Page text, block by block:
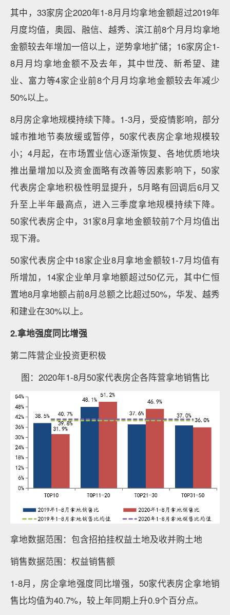
其中，33家房企2020年1-8月月均拿地金额超过2019年
月度均值，奥园、融信、越秀、滨江前8个月月均拿地
金额较去年增加一倍以上，逆势拿地扩储；16家房企1-
8月月均拿地金额不及去年，其中世茂、新希望、建
业、富力等4家企业前8个月月均拿地金额较去年减少
50%以上。
8月房企拿地规模持续下降。1-3月，受疫情影响，部分
城市推地节奏放缓或暂停，50家代表房企拿地规模较
小；4月起，在市场置业信心逐渐恢复、各地优质地块
推出量增加以及资金面略有改善等因素影响下，50家
代表房企拿地积极性明显提升，5月略有回调后6月又
升至上半年最高点，进入三季度拿地规模持续下降。
50家代表房企中，31家8月拿地金额较前7个月均值出
现下滑。
50家代表房企中18家企业8月拿地金额较1-7月均值有
所增加，14家企业单月拿地额超过50亿元，其中仁恒
置地8月拿地额占前8月总额之比超过50%，华发、越秀
和建业在30%以上。
2.拿地强度同比增强
第二阵营企业投资更积极
图：2020年1-8月50家代表房企各阵营拿地销售比
拿地数据范围：包含招拍挂权益土地及收并购土地
销售数据范围：权益销售额
1-8月，房企拿地强度同比增强，50家代表房企拿地销
售比均值为40.7%，较上年同期上升0.9个百分点。